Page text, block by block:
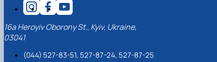
16a Heroyiv Oborony St., Kyiv, Ukraine,
03041
(044) 527-83-51, 527-87-24, 527-87-25